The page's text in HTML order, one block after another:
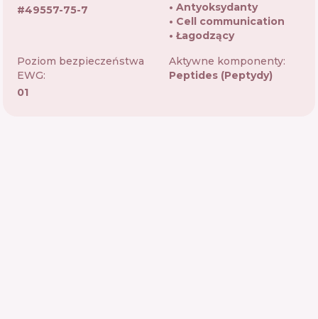
#49557-75-7
Antyoksydanty
Cell communication
Łagodzący
Poziom bezpieczeństwa
EWG:
01
Aktywne komponenty:
Peptides (Peptydy)